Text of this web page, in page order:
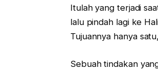
Itulah yang terjadi
lalu pindah lagi ke
Tujuannya hanya
Sebuah tindakan